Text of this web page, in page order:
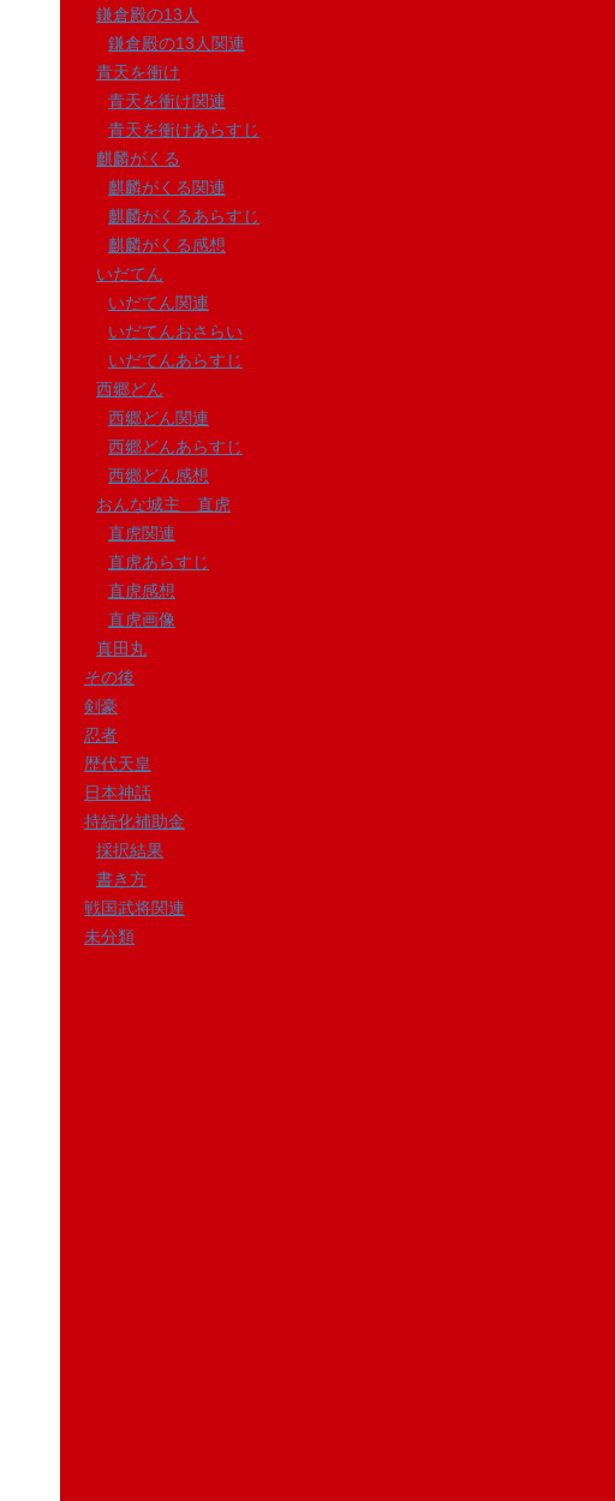
鎌倉殿の13人
鎌倉殿の13人関連
青天を衝け
青天を衝け関連
青天を衝けあらすじ
麒麟がくる
麒麟がくる関連
麒麟がくるあらすじ
麒麟がくる感想
いだてん
いだてん関連
いだてんおさらい
いだてんあらすじ
西郷どん
西郷どん関連
西郷どんあらすじ
西郷どん感想
おんな城主 直虎
直虎関連
直虎あらすじ
直虎感想
直虎画像
真田丸
その後
剣豪
忍者
歴代天皇
日本神話
持続化補助金
採択結果
書き方
戦国武将関連
未分類